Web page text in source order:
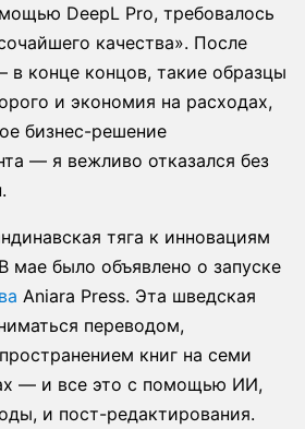
DeepL Pro, требовалось
качества». После
конце концов, такие образцы
и экономия на расходах,
бизнес-решение
— я вежливо отказался без
тяга к инновациям
мае было объявлено о запуске
Aniara Press. Эта шведская
переводом,
книг на семи
— и все это с помощью ИИ,
и пост-редактирования.